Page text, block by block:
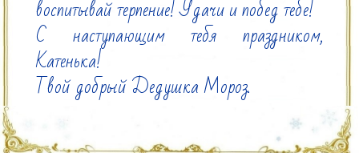
воспитывай терпение! Удачи и побед тебе!
С наступающим тебя праздником,
Катенька!
Твой добрый Дедушка Мороз.